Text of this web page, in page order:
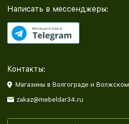
Написать в мессенджеры:
Контакты:
Магазины в Волгограде и Волжском
zakaz@mebeldar34.ru